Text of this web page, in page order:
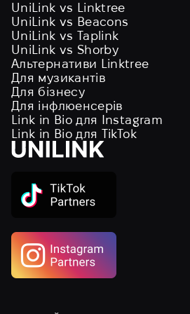
UniLink vs Linktree
UniLink vs Beacons
UniLink vs Taplink
UniLink vs Shorby
Альтернативи Linktree
Для музикантів
Для бізнесу
Для інфлюенсерів
Link in Bio для Instagram
Link in Bio для TikTok